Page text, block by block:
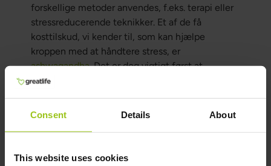
Consent Details About
This website uses cookies
forskellige metoder anvendes, f.eks. terapi eller
stressreducerende teknikker. Et af de få
kosttilskud, vi kender til, som kan hjælpe
kroppen med at håndtere stress, er
ashwagandha. Det er dog vigtigt først at
identificere og håndtere årsagerne til stress.
Bemærk, at vores egenomsorgsprotokoller ikke
er beregnet til at diagnosticere, behandle eller
helbrede sygdomme. De er vejledende tips til
medicinsk behandling. Kosttilskud bør ikke